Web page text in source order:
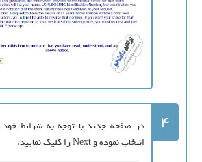
4
انتخاب نموده و Next را کلیک نمایید.